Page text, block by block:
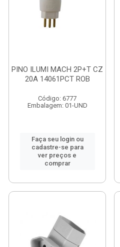
PINO ILUMI MACH 2P+T CZ
20A 14061PCT ROB
Código: 6777
Embalagem: 01-UND
Faça seu login ou
cadastre-se para
ver preços e
comprar